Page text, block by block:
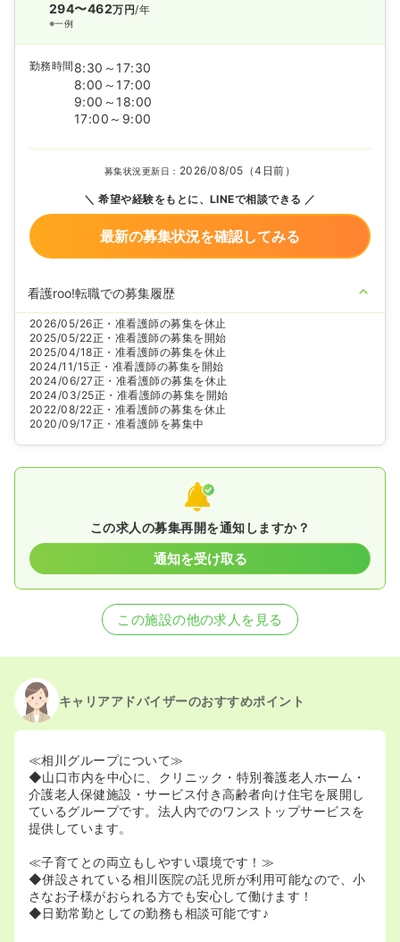
294〜462万円/年
※一例
勤務時間 8:30～17:30
8:00～17:00
9:00～18:00
17:00～9:00
募集状況更新日： 2026/08/05（4日前）
希望や経験をもとに、LINEで相談できる
最新の募集状況を確認してみる
看護roo!転職での募集履歴
2026/05/26正・准看護師の募集を休止
2025/05/22正・准看護師の募集を開始
2025/04/18正・准看護師の募集を休止
2024/11/15正・准看護師の募集を開始
2024/06/27正・准看護師の募集を休止
2024/03/25正・准看護師の募集を開始
2022/08/22正・准看護師の募集を休止
2020/09/17正・准看護師を募集中
この求人の募集再開を通知しますか？
通知を受け取る
この施設の他の求人を見る
キャリアアドバイザーのおすすめポイント
≪相川グループについて≫
◆山口市内を中心に、クリニック・特別養護老人ホーム・
介護老人保健施設・サービス付き高齢者向け住宅を展開し
ているグループです。法人内でのワンストップサービスを
提供しています。
≪子育てとの両立もしやすい環境です！≫
◆併設されている相川医院の託児所が利用可能なので、小
さなお子様がおられる方でも安心して働けます！
◆日勤常勤としての勤務も相談可能です♪